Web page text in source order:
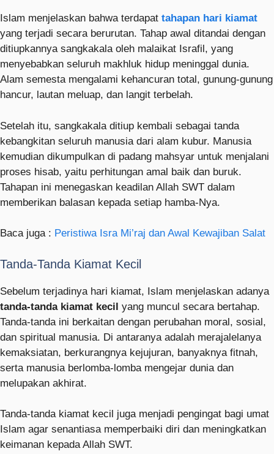
Islam menjelaskan bahwa terdapat tahapan hari kiamat
yang terjadi secara berurutan. Tahap awal ditandai dengan
ditiupkannya sangkakala oleh malaikat Israfil, yang
menyebabkan seluruh makhluk hidup meninggal dunia.
Alam semesta mengalami kehancuran total, gunung-gunung
hancur, lautan meluap, dan langit terbelah.
Setelah itu, sangkakala ditiup kembali sebagai tanda
kebangkitan seluruh manusia dari alam kubur. Manusia
kemudian dikumpulkan di padang mahsyar untuk menjalani
proses hisab, yaitu perhitungan amal baik dan buruk.
Tahapan ini menegaskan keadilan Allah SWT dalam
memberikan balasan kepada setiap hamba-Nya.
Baca juga : Peristiwa Isra Mi’raj dan Awal Kewajiban Salat
Tanda-Tanda Kiamat Kecil
Sebelum terjadinya hari kiamat, Islam menjelaskan adanya
tanda-tanda kiamat kecil yang muncul secara bertahap.
Tanda-tanda ini berkaitan dengan perubahan moral, sosial,
dan spiritual manusia. Di antaranya adalah merajalelanya
kemaksiatan, berkurangnya kejujuran, banyaknya fitnah,
serta manusia berlomba-lomba mengejar dunia dan
melupakan akhirat.
Tanda-tanda kiamat kecil juga menjadi pengingat bagi umat
Islam agar senantiasa memperbaiki diri dan meningkatkan
keimanan kepada Allah SWT.